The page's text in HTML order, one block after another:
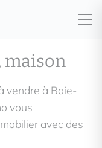
maison
vendre à Baie-
vous
avec des